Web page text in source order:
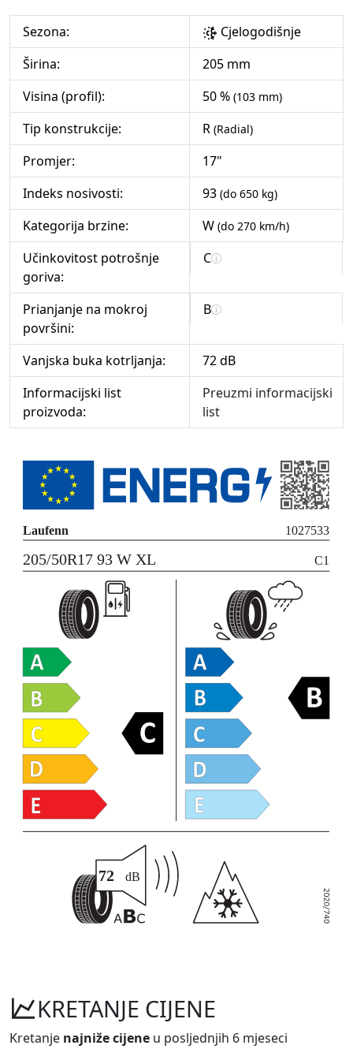
Sezona:
Cjelogodišnje
Širina:
205 mm
Visina (profil):
50 % (103 mm)
Tip konstrukcije: R (Radial)
Promjer:
17"
Indeks nosivosti:
93 (do 650 kg)
Kategorija brzine: W (do 270 km/h)
Učinkovitost potrošnje
goriva:
C
Prianjanje na mokroj
površini:
B
Vanjska buka kotrljanja:
72 dB
Informacijski list
proizvoda:
Preuzmi informacijski
list
KRETANJE CIJENE
Kretanje najniže cijene u posljednjih 6 mjeseci